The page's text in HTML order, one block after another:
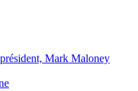
Mark Maloney